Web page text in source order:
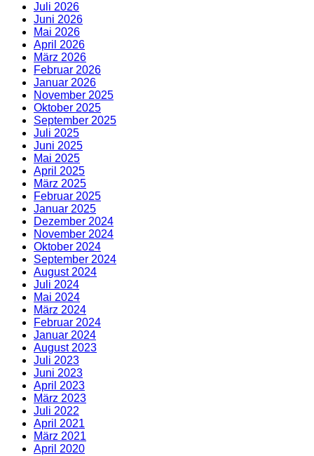
Juli 2026
Juni 2026
Mai 2026
April 2026
März 2026
Februar 2026
Januar 2026
November 2025
Oktober 2025
September 2025
Juli 2025
Juni 2025
Mai 2025
April 2025
März 2025
Februar 2025
Januar 2025
Dezember 2024
November 2024
Oktober 2024
September 2024
August 2024
Juli 2024
Mai 2024
März 2024
Februar 2024
Januar 2024
August 2023
Juli 2023
Juni 2023
April 2023
März 2023
Juli 2022
April 2021
März 2021
April 2020